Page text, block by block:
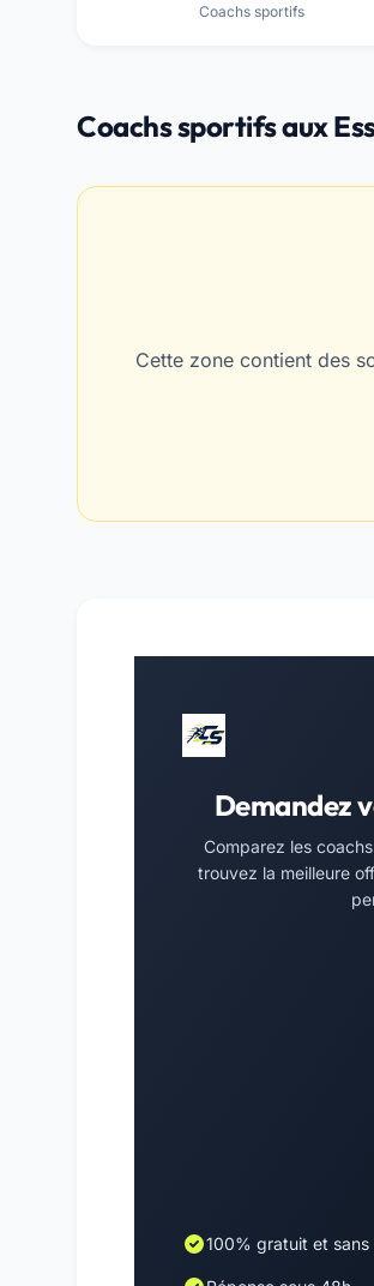
Coachs sportifs
Coachs sportifs aux
Cette zone contient des
Demandez
Comparez les
trouvez la meilleure
100% gratuit et sans